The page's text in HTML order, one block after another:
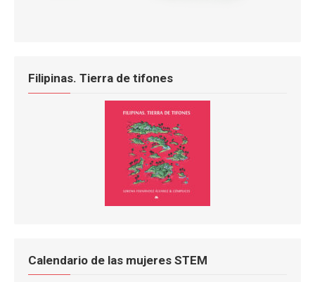
Filipinas. Tierra de tifones
Calendario de las mujeres STEM